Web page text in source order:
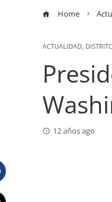
Home
ACTUALIDAD,
12 años ago